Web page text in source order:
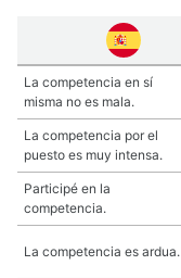
La competencia en sí
misma no es mala.
La competencia por el
puesto es muy intensa.
Participé en la
competencia.
La competencia es ardua.